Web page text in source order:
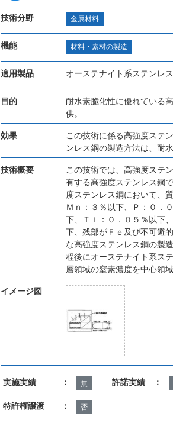
技術分野 金属材料
機能 材料・素材の製造
適用製品 オーステナイト系ステンレ
目的
耐水素脆化性に優れている
供。
効果
この技術に係る高強度ステ
ンレス鋼の製造方法は、耐
技術概要
この技術では、高強度ステ
有する高強度ステンレス鋼
度ステンレス鋼において、
Ｍｎ：３％以下、Ｐ：０．
下、Ｔｉ：０．０５％以下
下、残部がＦｅ及び不可避
な高強度ステンレス鋼の製
程後にオーステナイト系ス
層領域の窒素濃度を中心領
イメージ図
実施実績 ： 無 許諾実績 ：
特許権譲渡 ： 否